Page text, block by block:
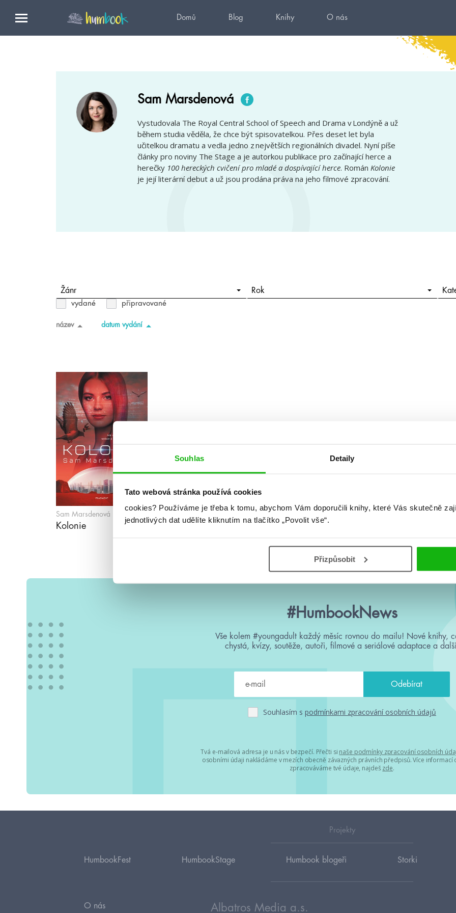
Souhlas Detaily
Tato webová stránka používá cookies
cookies? Používáme je třeba k tomu, abychom Vám doporučili knihy, které Vás skutečně
jednotlivých dat udělíte kliknutím na tlačítko „Povolit vše“.
Přizpůsobit
Domů Blog Knihy O nás
Sam Marsdenová
Vystudovala The Royal Central School of Speech and Drama v Londýně a už
během studia věděla, že chce být spisovatelkou. Přes deset let byla
učitelkou dramatu a vedla jedno z největších regionálních divadel. Nyní píše
články pro noviny The Stage a je autorkou publikace pro začínající herce a
herečky 100 hereckých cvičení pro mladé a dospívající herce. Román Kolonie
je její literární debut a už jsou prodána práva na jeho filmové zpracování.
Žánr Rok
vydané připravované
název datum vydání
Sam Marsdenová
Kolonie
#HumbookNews
Vše kolem #youngadult každý měsíc rovnou do mailu! Nové knihy,
chystá, kvízy, soutěže, autoři, filmové a seriálové adaptace a
Souhlasím s podmínkami zpracování osobních údajů
Tvá e-mailová adresa je u nás v bezpečí. Přečti si naše podmínky zpracování osobních
osobními údaji nakládáme v mezích obecně závazných právních předpisů. Více informací
zpracováváme tvé údaje, najdeš zde.
Projekty
HumbookFest HumbookStage Humbook blogeři Storki
O nás Albatros Media a.s.